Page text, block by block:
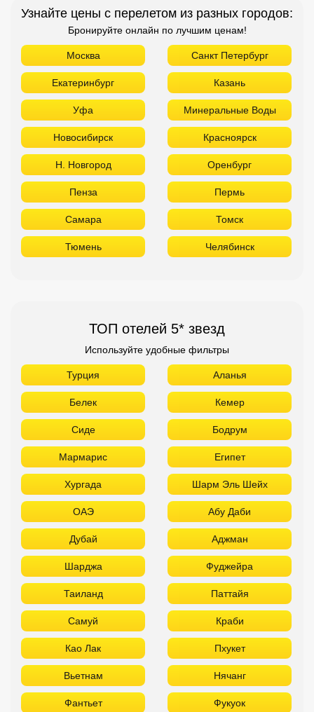
Узнайте цены с перелетом из разных городов:
Бронируйте онлайн по лучшим ценам!
Москва Санкт Петербург
Екатеринбург Казань
Уфа Минеральные Воды
Новосибирск Красноярск
Н. Новгород Оренбург
Пенза Пермь
Самара Томск
Тюмень Челябинск
ТОП отелей 5* звезд
Используйте удобные фильтры
Турция Аланья
Белек Кемер
Сиде Бодрум
Мармарис Египет
Хургада Шарм Эль Шейх
ОАЭ Абу Даби
Дубай Аджман
Шарджа Фуджейра
Таиланд Паттайя
Самуй Краби
Као Лак Пхукет
Вьетнам Нячанг
Фантьет Фукуок